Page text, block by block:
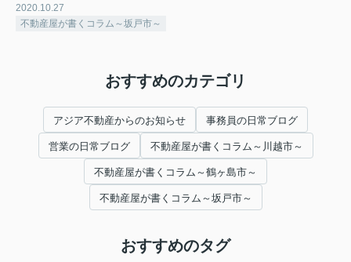
2020.10.27
不動産屋が書くコラム～坂戸市～
おすすめのカテゴリ
アジア不動産からのお知らせ 事務員の日常ブログ
営業の日常ブログ 不動産屋が書くコラム～川越市～
不動産屋が書くコラム～鶴ヶ島市～
不動産屋が書くコラム～坂戸市～
おすすめのタグ